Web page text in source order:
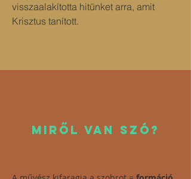
visszaalakította hitünket arra, amit
Krisztus tanított.
MIRŐL VAn szó?